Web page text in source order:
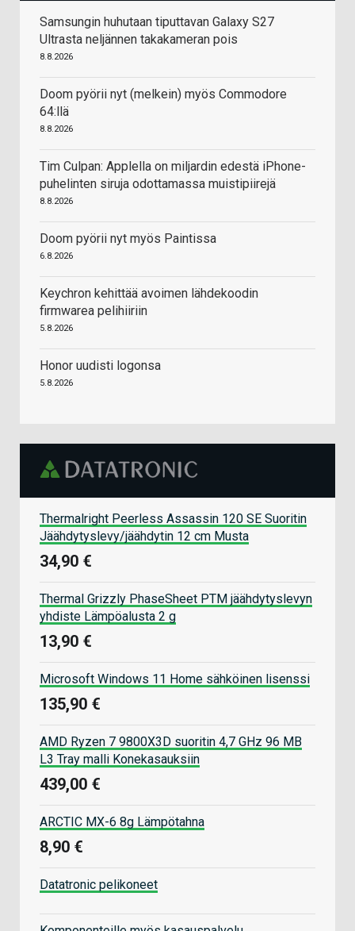
Samsungin huhutaan tiputtavan Galaxy S27
Ultrasta neljännen takakameran pois
8.8.2026
Doom pyörii nyt (melkein) myös Commodore
64:llä
8.8.2026
Tim Culpan: Applella on miljardin edestä iPhone-
puhelinten siruja odottamassa muistipiirejä
8.8.2026
Doom pyörii nyt myös Paintissa
6.8.2026
Keychron kehittää avoimen lähdekoodin
firmwarea pelihiiriin
5.8.2026
Honor uudisti logonsa
5.8.2026
Thermalright Peerless Assassin 120 SE Suoritin
Jäähdytyslevy/jäähdytin 12 cm Musta
34,90 €
Thermal Grizzly PhaseSheet PTM jäähdytyslevyn
yhdiste Lämpöalusta 2 g
13,90 €
Microsoft Windows 11 Home sähköinen lisenssi
135,90 €
AMD Ryzen 7 9800X3D suoritin 4,7 GHz 96 MB
L3 Tray malli Konekasauksiin
439,00 €
ARCTIC MX-6 8g Lämpötahna
8,90 €
Datatronic pelikoneet